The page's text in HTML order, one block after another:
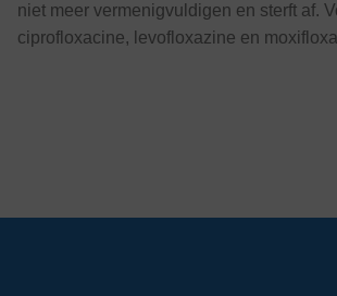
niet meer vermenigvuldigen en sterft af.
ciprofloxacine, levofloxazine en